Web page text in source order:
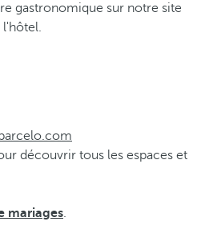
gastronomique sur notre site
l'hôtel.
découvrir tous les espaces et
mariages.